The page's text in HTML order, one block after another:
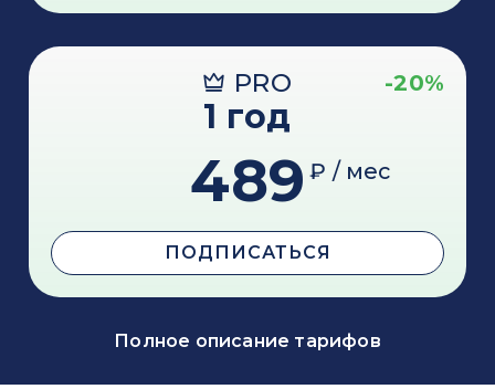
PRO -20%
1 год
489 ₽ / мес
ПОДПИСАТЬСЯ
Полное описание тарифов